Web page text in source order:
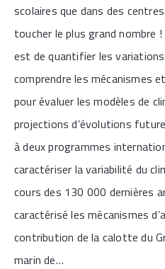
scolaires que dans des
toucher le plus grand nombre
est de quantifier les
comprendre les mécanismes
pour évaluer les modèles de
projections d’évolutions
à deux programmes
caractériser la variabilité du
cours des 130 000 dernières
caractérisé les mécanismes
contribution de la calotte du
marin de…